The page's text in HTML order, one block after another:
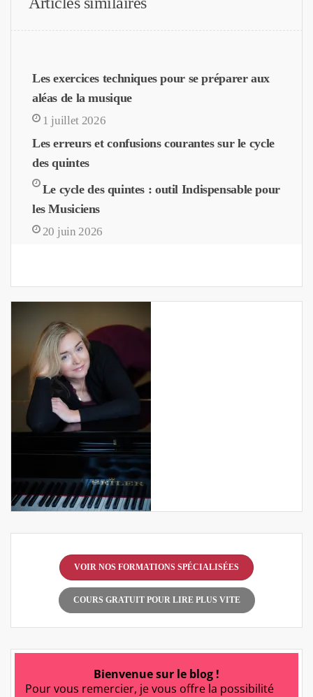
Les exercices techniques pour se préparer aux
aléas de la musique
1 juillet 2026
Les erreurs et confusions courantes sur le cycle
des quintes
Le cycle des quintes : outil Indispensable pour
les Musiciens
20 juin 2026
VOIR NOS FORMATIONS SPÉCIALISÉES
COURS GRATUIT POUR LIRE PLUS VITE